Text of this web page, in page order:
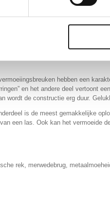
van duurproeven. Er wordt een
belast binnen het elastische
en de grootte ervan.
onderdeeltje breekt. Hoe groter de
is de levensduur van het
te maken met de grotere dan
hebben een
en het andere deel vertoont
wordt de constructie erg duur.
is de meest gemakkelijke
een las. Ook kan het vermoeide
rek, merwedebrug,